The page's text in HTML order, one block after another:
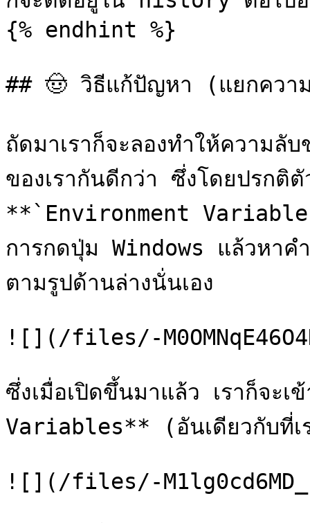
{% endhint %}
## 🤠 วิธีแก้ปัญหา (แยกควา
ถัดมาเราก็จะลองทำให้ความ
ของเรากันดีกว่า ซึ่งโดยปรกติตั
**`Environment
การกดปุ่ม Windows แล้วห
ตามรูปด้านล่างนั่นเอง
![](/files/-
ซึ่งเมื่อเปิดขึ้นมาแล้ว เราก็จะ
Variables** (อันเดียวกับที่
![](/files/-